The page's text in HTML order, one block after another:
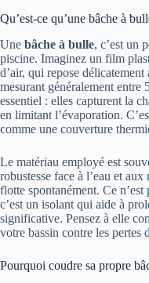
Qu’est-ce qu’une bâche à
Une bâche à bulle, c’est un
piscine. Imaginez un film
d’air, qui repose
mesurant généralement
essentiel : elles capturent la
en limitant l’évaporation.
comme une couverture
Le matériau employé est
robustesse face à l’eau et
flotte spontanément. Ce
c’est un isolant qui aide à
significative. Pensez à elle
votre bassin contre les pertes
Pourquoi coudre sa propre